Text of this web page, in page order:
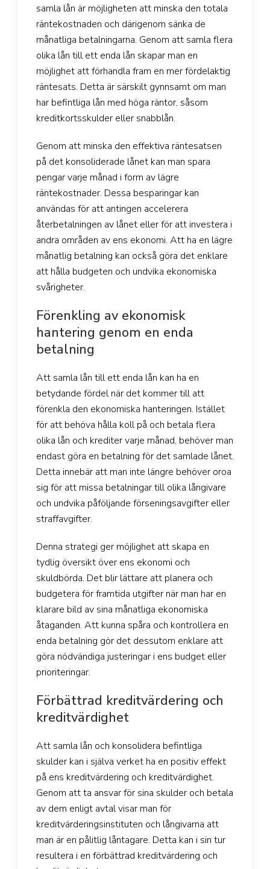
samla lån är möjligheten att minska den totala
räntekostnaden och därigenom sänka de
månatliga betalningarna. Genom att samla flera
olika lån till ett enda lån skapar man en
möjlighet att förhandla fram en mer fördelaktig
räntesats. Detta är särskilt gynnsamt om man
har befintliga lån med höga räntor, såsom
kreditkortsskulder eller snabblån.
Genom att minska den effektiva räntesatsen
på det konsoliderade lånet kan man spara
pengar varje månad i form av lägre
räntekostnader. Dessa besparingar kan
användas för att antingen accelerera
återbetalningen av lånet eller för att investera i
andra områden av ens ekonomi. Att ha en lägre
månatlig betalning kan också göra det enklare
att hålla budgeten och undvika ekonomiska
svårigheter.
Förenkling av ekonomisk
hantering genom en enda
betalning
Att samla lån till ett enda lån kan ha en
betydande fördel när det kommer till att
förenkla den ekonomiska hanteringen. Istället
för att behöva hålla koll på och betala flera
olika lån och krediter varje månad, behöver man
endast göra en betalning för det samlade lånet.
Detta innebär att man inte längre behöver oroa
sig för att missa betalningar till olika långivare
och undvika påföljande förseningsavgifter eller
straffavgifter.
Denna strategi ger möjlighet att skapa en
tydlig översikt över ens ekonomi och
skuldbörda. Det blir lättare att planera och
budgetera för framtida utgifter när man har en
klarare bild av sina månatliga ekonomiska
åtaganden. Att kunna spåra och kontrollera en
enda betalning gör det dessutom enklare att
göra nödvändiga justeringar i ens budget eller
prioriteringar.
Förbättrad kreditvärdering och
kreditvärdighet
Att samla lån och konsolidera befintliga
skulder kan i själva verket ha en positiv effekt
på ens kreditvärdering och kreditvärdighet.
Genom att ta ansvar för sina skulder och betala
av dem enligt avtal visar man för
kreditvärderingsinstituten och långivarna att
man är en pålitlig låntagare. Detta kan i sin tur
resultera i en förbättrad kreditvärdering och